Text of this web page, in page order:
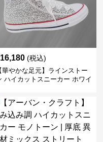
16,180 (税込)
華やかな足元】ラインストー
ハイカットスニーカー ホワイ